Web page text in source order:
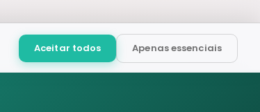
Aceitar todos Apenas essenciais